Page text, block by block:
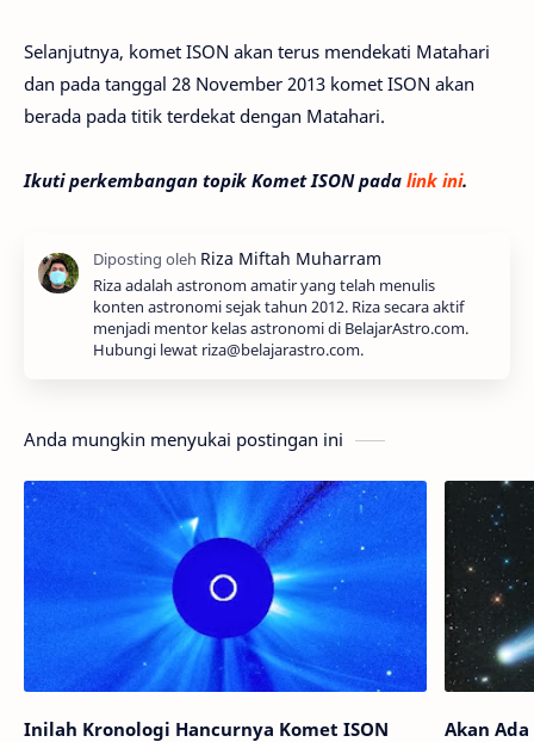
Selanjutnya, komet ISON akan terus mendekati Matahari
dan pada tanggal 28 November 2013 komet ISON akan
berada pada titik terdekat dengan Matahari.
Ikuti perkembangan topik Komet ISON pada link ini.
Riza adalah astronom amatir yang telah menulis
konten astronomi sejak tahun 2012. Riza secara aktif
menjadi mentor kelas astronomi di BelajarAstro.com.
Hubungi lewat riza@belajarastro.com.
Anda mungkin menyukai postingan ini
Inilah Kronologi Hancurnya Komet ISON Akan